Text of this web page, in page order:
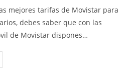
la
entrada:
mejores tarifas de Movistar para
debes saber que con las
de Movistar dispones…